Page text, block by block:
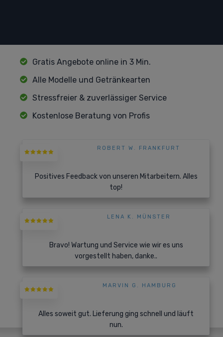
Gratis Angebote online in 3 Min.
Alle Modelle und Getränkearten
Stressfreier & zuverlässiger Service
Kostenlose Beratung von Profis
ROBERT W. FRANKFURT
Positives Feedback von unseren Mitarbeitern. Alles
top!
LENA K. MÜNSTER
Bravo! Wartung und Service wie wir es uns
vorgestellt haben, danke..
MARVIN G. HAMBURG
Alles soweit gut. Lieferung ging schnell und läuft
nun.